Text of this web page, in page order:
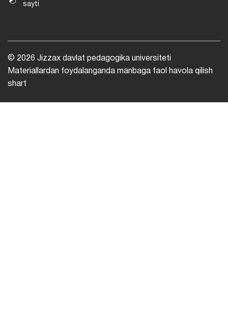
sayti
© 2026 Jizzax davlat pedagogika universiteti
Materiallardan foydalanganda manbaga faol havola qilish
shart